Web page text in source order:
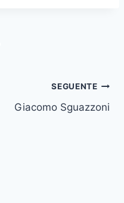
SEGUENTE
Giacomo Sguazzoni